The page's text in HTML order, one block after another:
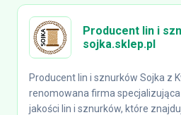
Producent lin i
sojka.sklep.pl
Producent lin i sznurków Sojka z
renomowana firma
jakości lin i sznurków, które